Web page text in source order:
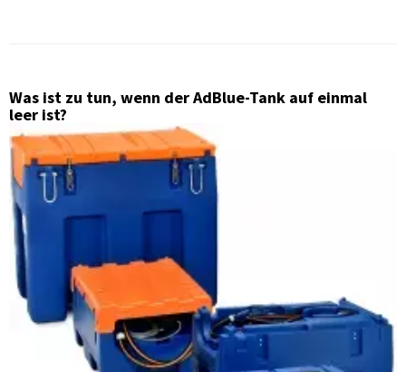
Was ist zu tun, wenn der AdBlue-Tank auf einmal
leer ist?